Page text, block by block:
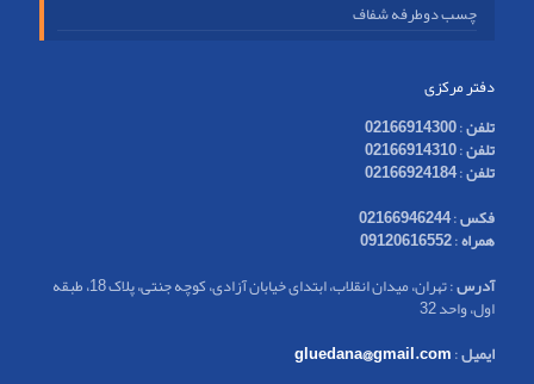
چسب دوطرفه شفاف
دفتر مرکزی
تلفن:
02166914300
تلفن:
02166914310
تلفن:
02166924184
فکس:
02166946244
همراه:
09120616552
آدرس
: تهران، میدان انقلاب، ابتدای خیابان آزادی، کوچه جنتی، پلاک 18، طبقه
اول، واحد 32
ایمیل:
gluedana@gmail.com